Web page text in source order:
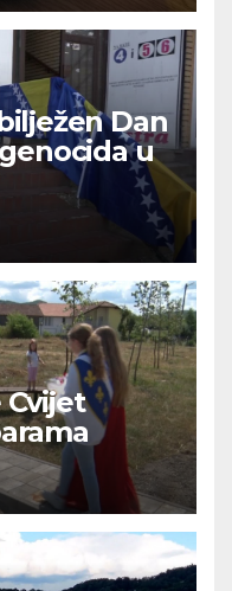
Dan
u